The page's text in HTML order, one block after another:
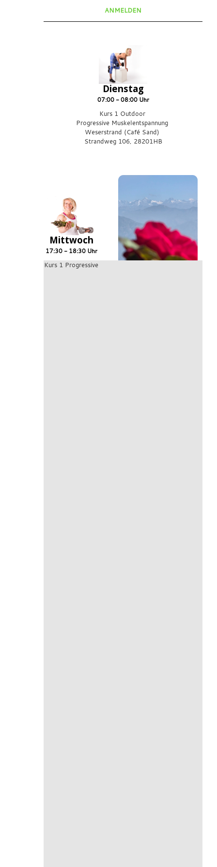
ANMELDEN
Dienstag
07:00 - 08:00 Uhr
Kurs 1 Outdoor
Progressive Muskelentspannung
Weserstrand (Café Sand)
Strandweg 106, 28201HB
Mittwoch
17:30 - 18:30 Uhr
Kurs 1 Progressive